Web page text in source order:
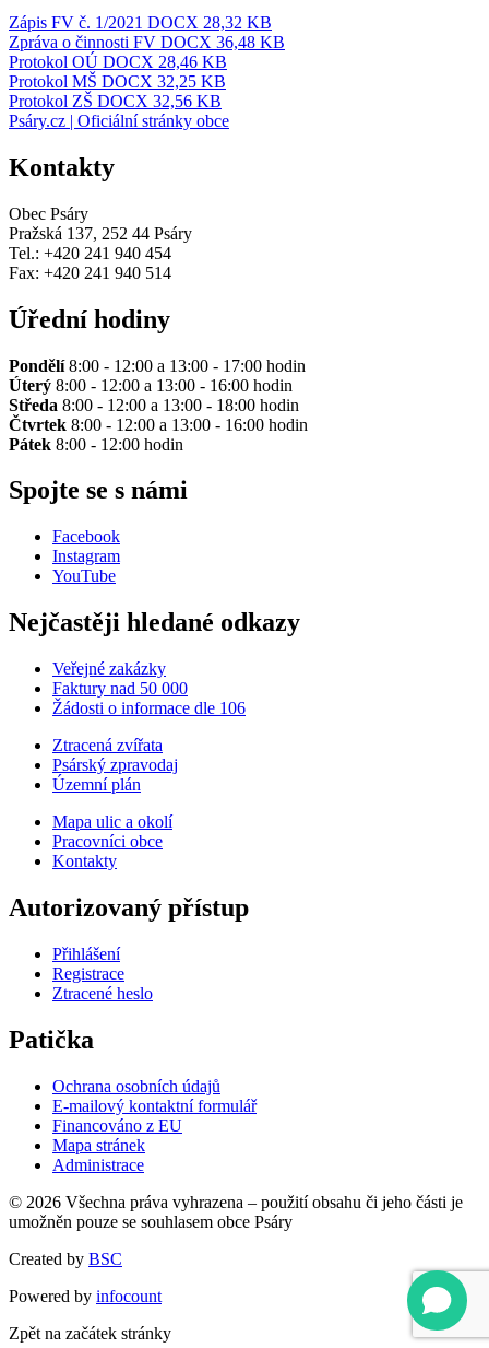
Zápis FV č. 1/2021 DOCX 28,32 KB
Zpráva o činnosti FV DOCX 36,48 KB
Protokol OÚ DOCX 28,46 KB
Protokol MŠ DOCX 32,25 KB
Protokol ZŠ DOCX 32,56 KB
Psáry.cz | Oficiální stránky obce
Kontakty
Obec Psáry
Pražská 137, 252 44 Psáry
Tel.: +420 241 940 454
Fax: +420 241 940 514
Úřední hodiny
Pondělí8:00 - 12:00 a 13:00 - 17:00 hodin
Úterý 8:00 - 12:00 a 13:00 - 16:00 hodin
Středa 8:00 - 12:00 a 13:00 - 18:00 hodin
Čtvrtek 8:00 - 12:00 a 13:00 - 16:00 hodin
Pátek 8:00 - 12:00 hodin
Spojte se s námi
Facebook
Instagram
YouTube
Nejčastěji hledané odkazy
Veřejné zakázky
Faktury nad 50 000
Žádosti o informace dle 106
Ztracená zvířata
Psárský zpravodaj
Územní plán
Mapa ulic a okolí
Pracovníci obce
Kontakty
Autorizovaný přístup
Přihlášení
Registrace
Ztracené heslo
Patička
Ochrana osobních údajů
E-mailový kontaktní formulář
Financováno z EU
Mapa stránek
Administrace
© 2026 Všechna práva vyhrazena – použití obsahu či jeho části je
umožněn pouze se souhlasem obce Psáry
Created by BSC
Powered by infocount
Zpět na začátek stránky